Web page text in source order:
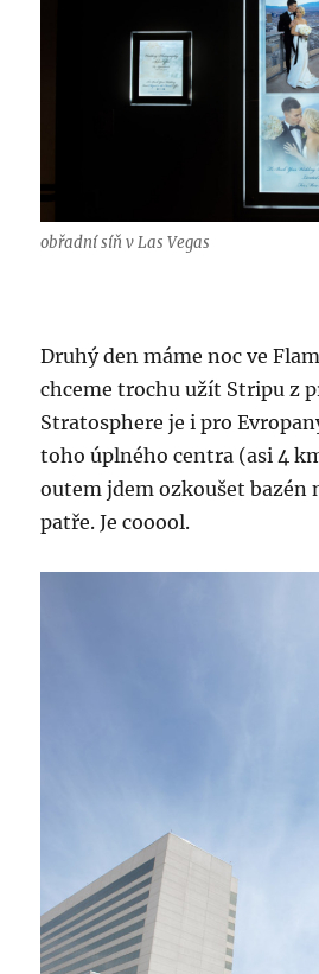
obřadní síň v Las Vegas
Druhý den máme noc ve
chceme trochu užít Stripu z
Stratosphere je i pro
toho úplného centra (asi 4
outem jdem ozkoušet bazén
patře. Je cooool.